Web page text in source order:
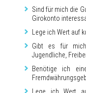
Sind für mich die
Girokonto
Lege ich Wert auf
Gibt es für mich
Jugendliche,
Benötige ich